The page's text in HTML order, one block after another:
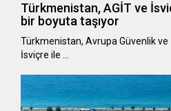
Türkmenistan, AGİT ve
bir boyuta taşıyor
Türkmenistan, Avrupa Güvenlik ve
İsviçre ile …